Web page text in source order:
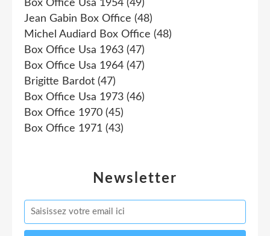
Newsletter
Box Office Usa 1954 (49)
Jean Gabin Box Office (48)
Michel Audiard Box Office (48)
Box Office Usa 1963 (47)
Box Office Usa 1964 (47)
Brigitte Bardot (47)
Box Office Usa 1973 (46)
Box Office 1970 (45)
Box Office 1971 (43)